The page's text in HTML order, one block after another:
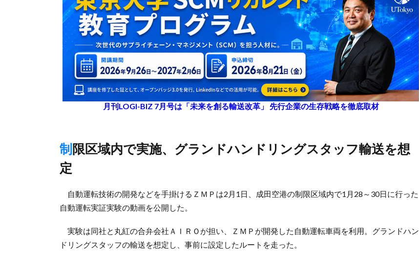
月刊LOGI-BIZ 7月号は「未来を創る輸送改革」 先行企業の生存戦略を徹底取材
制限区域内で実施、グランドハンドリングスタッフ輸送を想
定
自動運転技術の開発などを手掛けるＺＭＰは2月1日、成田空港の制限区域内で1月28～30日に行った
自動運転実証実験の動画を公開した。
実験は同社と丸紅の合弁会社ＡＩＲＯが担い、ＺＭＰが開発した自動運転車両を利用。グランドハン
ドリングスタッフの輸送を想定し、事前に設定したルートを走った。